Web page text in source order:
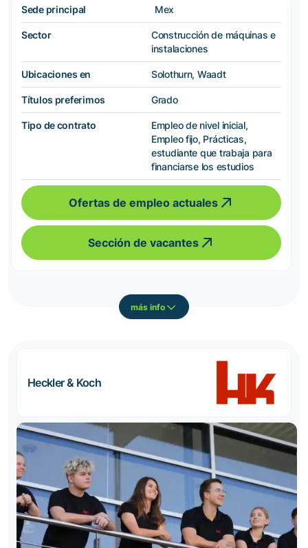
Sede principal Mex
Sector
Construcción de máquinas e
instalaciones
Ubicaciones en Solothurn, Waadt
Títulos preferimos Grado
Tipo de contrato
Empleo de nivel inicial,
Empleo fijo, Prácticas,
estudiante que trabaja para
financiarse los estudios
Ofertas de empleo actuales
Sección de vacantes
más info
Heckler & Koch